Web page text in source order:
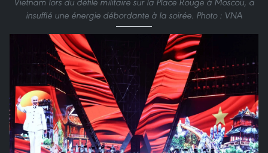
insufflé une énergie débordante à la soirée. Photo : VNA